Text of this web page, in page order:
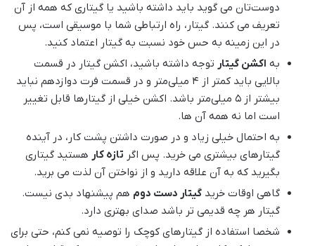
دوست‌تان می گوید باید داشته باشید یا گیتاری که همه از آن
تعریف می کنند. گیتار، راه ارتباطی شما با موسیقی است، پس
در این زمینه به حس خود نسبت به گیتار اعتماد کنید.
به اکشن گیتار توجه داشته باشید، اکشن گیتار در قسمت
بالایی باید کمتر از 4 میلی‌متر و در قسمت فرت دوازدهم نباید
بیشتر از 5 میلی‌متر باشد. اکشن خیلی از گیتارها قابل تغییر
است اما نه همه آن ها.
به احتمال خیلی زیاد و در صورت داشتن پشت کار، در آینده
گیتارهای بیشتری می خرید. پس اگر تازه کار هستید گیتاری
بگیرید که به آن علاقه دارید و از نواختن آن لذت می برید.
گاهی اوقات خرید گیتار دست دوم هم پیشنهاد بدی نیست.
گیتار هر چه قدیمی تر باشد صدای بهتری دارد.
شخصا استفاده از گیتارهای کوچک را توصیه نمی کنم، حتی برای